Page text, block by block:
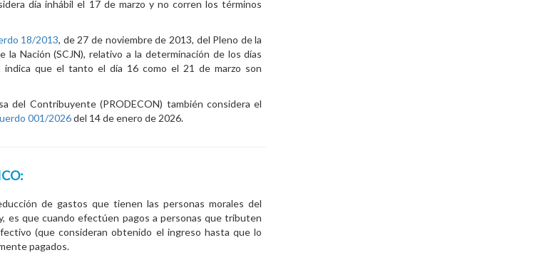
día inhábil el 17 de marzo y no corren los términos
18/2013, de 27 de noviembre de 2013, del Pleno de la
la Nación (SCJN), relativo a la determinación de los días
indica que el tanto el día 16 como el 21 de marzo son
del Contribuyente (PRODECON) también considera el
001/2026del 14 de enero de 2026.
de gastos que tienen las personas morales del
es que cuando efectúen pagos a personas que tributen
(que consideran obtenido el ingreso hasta que lo
pagados.